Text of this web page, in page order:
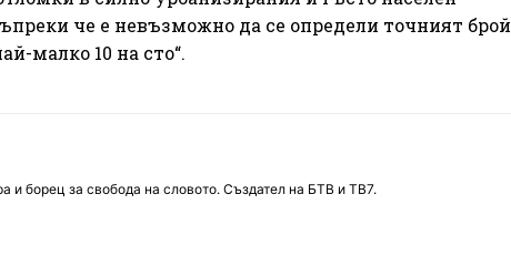
че е невъзможно да се определи точният брой
малко 10 на сто“.
и борец за свобода на словото. Създател на БТВ и ТВ7.